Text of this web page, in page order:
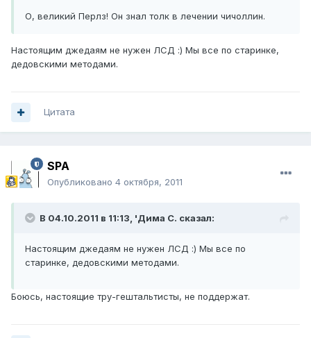
О, великий Перлз! Он знал толк в лечении чичоллин.
Настоящим джедаям не нужен ЛСД :) Мы все по старинке,
дедовскими методами.
Цитата
SPA
Опубликовано 4 октября, 2011
В 04.10.2011 в 11:13, 'Дима С. сказал:
Настоящим джедаям не нужен ЛСД :) Мы все по
старинке, дедовскими методами.
Боюсь, настоящие тру-гештальтисты, не поддержат.